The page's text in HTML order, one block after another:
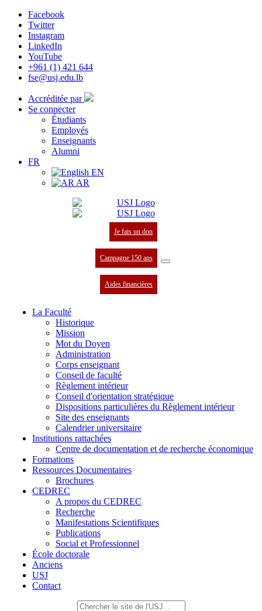
Facebook
Twitter
Instagram
LinkedIn
YouTube
+961 (1) 421 644
fse@usj.edu.lb
Accréditée par
Se connecter
Étudiants
Employés
Enseignants
Alumni
FR
EN
AR
Je fais un don
Campagne 150 ans
Aides financières
La Faculté
Historique
Mission
Mot du Doyen
Administration
Corps enseignant
Conseil de faculté
Règlement intérieur
Conseil d'orientation stratégique
Dispositions particulières du Règlement intérieur
Site des enseignants
Calendrier universitaire
Institutions rattachées
Centre de documentation et de recherche économique
Formations
Ressources Documentaires
Brochures
CEDREC
A propos du CEDREC
Recherche
Manifestations Scientifiques
Publications
Social et Professionnel
École doctorale
Anciens
USJ
Contact